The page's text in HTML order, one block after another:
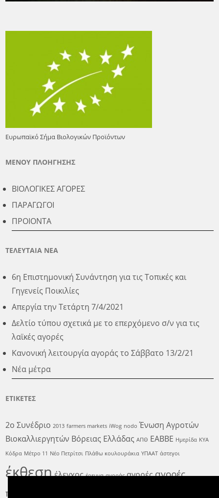
Ευρωπαϊκό Σήμα Βιολογικών Προϊόντων
ΜΕΝΟΥ ΠΛΟΗΓΗΣΗΣ
ΒΙΟΛΟΓΙΚΕΣ ΑΓΟΡΕΣ
ΠΑΡΑΓΩΓΟΙ
ΠΡΟΙΟΝΤΑ
ΤΕΛΕΥΤΑΙΑ ΝΕΑ
6η Επιστημονική Συνάντηση για τις Τοπικές και
Γηγενείς Ποικιλίες
Απεργία την Τετάρτη 7/4/2021
Δελτίο τύπου σχετικά με το επερχόμενο σ/ν για τις
λαϊκές αγορές
Κανονική λειτουργία αγοράς το Σάββατο 13/2/21
Νέα μέτρα
ΕΤΙΚΕΤΕΣ
2ο Συνέδριο 2013 farmers markets iWog nodo Ένωση Αγροτών
Βιοκαλλιεργητών Βόρειας Ελλάδας ΑΠΘ ΕΑΒΒΕ Ημερίδα ΚΥΑ
Κόδρα Μέτρο 11 Νέο Πετρίτσι Πλάθω κουλουράκια ΥΠΑΑΤ άστεγοι
έκθεσηέλεγχος έρευνα αγοράς αγορέςαγορές
παραγωγών